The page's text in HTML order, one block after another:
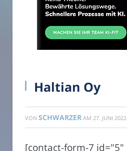
Haltian Oy
VON SCHWARZER AM 27. JUNI 2022
[contact-form-7 id="5"